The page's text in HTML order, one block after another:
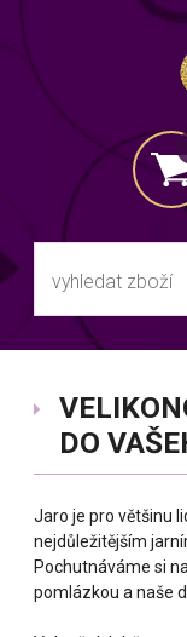
DO
Jaro je pro většinu
nejdůležitějším
Pochutnáváme si
pomlázkou a naše